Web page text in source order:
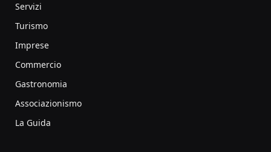
Servizi
Turismo
Imprese
Commercio
Gastronomia
Associazionismo
La Guida